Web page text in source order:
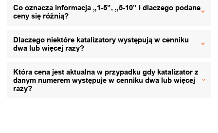
Co oznacza informacja „1-5”, „5-10” i dlaczego podane
ceny się różnią?
Dlaczego niektóre katalizatory występują w cenniku
dwa lub więcej razy?
Która cena jest aktualna w przypadku gdy katalizator z
danym numerem występuje w cenniku dwa lub więcej
razy?